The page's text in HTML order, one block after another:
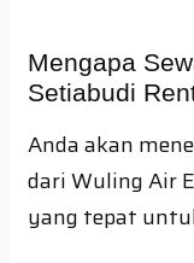
Mengapa
Setiabudi
Anda akan
dari Wuling Air
yang tepat